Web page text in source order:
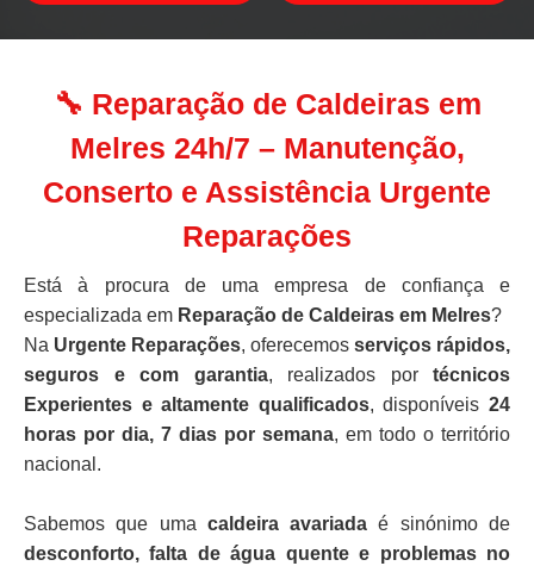
🔧 Reparação de Caldeiras em
Melres 24h/7 – Manutenção,
Conserto e Assistência Urgente
Reparações
Está à procura de uma empresa de confiança e
especializada em Reparação de Caldeiras em Melres?
Na Urgente Reparações, oferecemos serviços rápidos,
seguros e com garantia, realizados por técnicos
Experientes e altamente qualificados, disponíveis24
horas por dia, 7 dias por semana, em todo o território
nacional.
Sabemos que uma caldeira avariada é sinónimo de
desconforto, falta de água quente e problemas no